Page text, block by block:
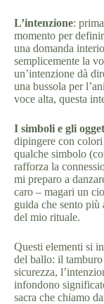
L’intenzione:
momento per
una domanda
semplicemente la
un’intenzione dà
una bussola per
voce alta, questa
I simboli e gli
dipingere con
qualche simbolo
rafforza la
mi preparo a
caro – magari un
guida che sento
del mio rituale.
Questi elementi si
del ballo: il
sicurezza,
infondono
sacra che chiamo